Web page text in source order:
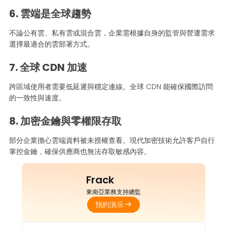
6. 雲端是全球趨勢
不論公有雲、私有雲或混合雲，企業需根據自身的監管與營運需求
選擇最適合的雲部署方式。
7. 全球 CDN 加速
跨區域使用者需要低延遲與穩定連線。全球 CDN 能確保國際訪問
的一致性與速度。
8. 加密金鑰與零權限存取
部分企業擔心雲端資料被未授權查看。現代加密技術允許客戶自行
掌控金鑰，確保供應商也無法存取敏感內容。
Frack
東南亞業務支持總監
預約演示